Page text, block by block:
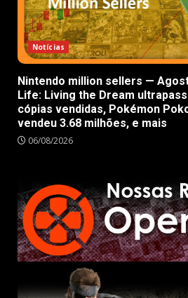
Notícias
Nintendo million sellers —
Life: Living the Dream
cópias vendidas, Pokémon
vendeu 3.68 milhões, e mais
06/08/2026